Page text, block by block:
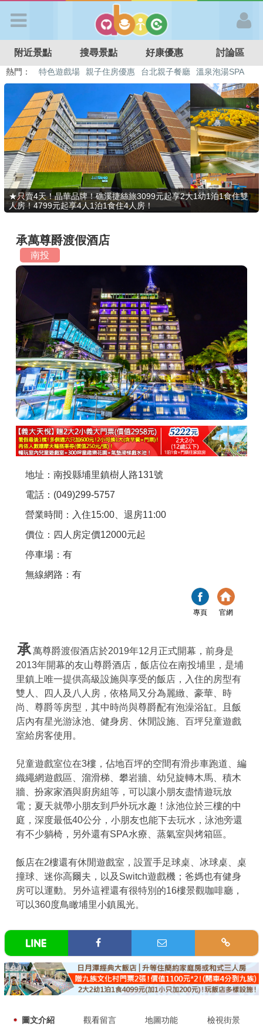
APP登入
首 頁
搜尋景點
好康優惠
最新消息
最新留言
推薦景點
討論區
聯絡我們
APP下載
附近景點 搜尋景點 好康優惠 討論區
熱門： 溜滑梯民宿 觀光工廠 DIY摘果
日本親子景點
特色遊戲場
親子住房優惠 台北親子餐廳 溫泉泡湯SPA
★只賣4天！晶華品牌！礁溪捷絲旅3099元起享2大1幼1泊1食住雙
人房！4799元起享4人1泊1食住4人房！
承萬尊爵渡假酒店
南投
地址：南投縣埔里鎮樹人路131號
電話：(049)299-5757
營業時間：入住15:00、退房11:00
價位：四人房定價12000元起
停車場：有
無線網路：有
專頁 官網
承萬尊爵渡假酒店於2019年12月正式開幕，前身是
2013年開幕的友山尊爵酒店，飯店位在南投埔里，是埔
里鎮上唯一提供高級設施與享受的飯店，入住的房型有
雙人、四人及八人房，依格局又分為麗緻、豪華、時
尚、尊爵等房型，其中時尚與尊爵配有泡澡浴缸。且飯
店內有星光游泳池、健身房、休閒設施、百坪兒童遊戲
室給房客使用。
兒童遊戲室位在3樓，佔地百坪的空間有滑步車跑道、編
織繩網遊戲區、溜滑梯、攀岩牆、幼兒旋轉木馬、積木
牆、扮家家酒與廚房組等，可以讓小朋友盡情遊玩放
電；夏天就帶小朋友到戶外玩水趣！泳池位於三樓的中
庭，深度最低40公分，小朋友也能下去玩水，泳池旁還
有不少躺椅，另外還有SPA水療、蒸氣室與烤箱區。
飯店在2樓還有休閒遊戲室，設置手足球桌、冰球桌、桌
撞球、迷你高爾夫，以及Switch遊戲機；爸媽也有健身
房可以運動。另外這裡還有很特別的16樓景觀咖啡廳，
可以360度鳥瞰埔里小鎮風光。
圖文介紹 觀看留言 地圖功能 檢視街景